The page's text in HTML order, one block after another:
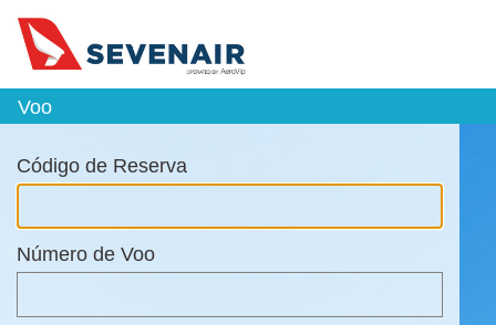
Voo
Código de Reserva
Número de Voo